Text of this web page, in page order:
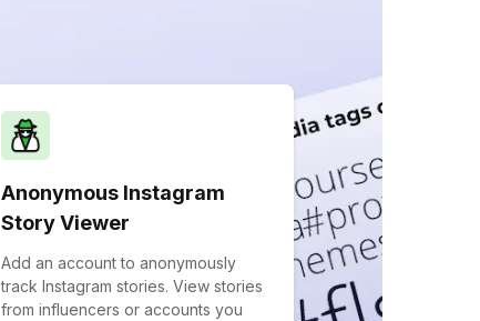
Anonymous Instagram
Story Viewer
Add an account to anonymously
track Instagram stories. View stories
from influencers or accounts you